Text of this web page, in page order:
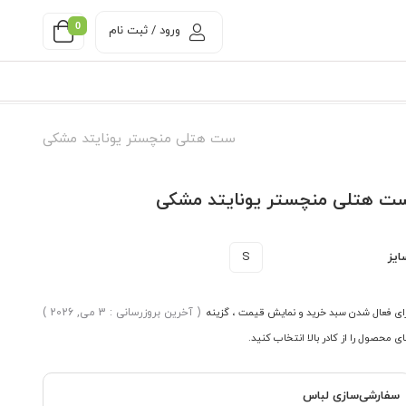
0 ورود / ثبت نام
ست هتلی منچستر یونایتد مشکی
هتلی منچستر یونایتد مشکی
S
( آخرین بروزرسانی : 3 می, 2026 ) فعال شدن سبد خرید و نمایش قیمت ، گزینه
محصول را از کادر بالا انتخاب کنید.
سفارشی‌سازی لباس